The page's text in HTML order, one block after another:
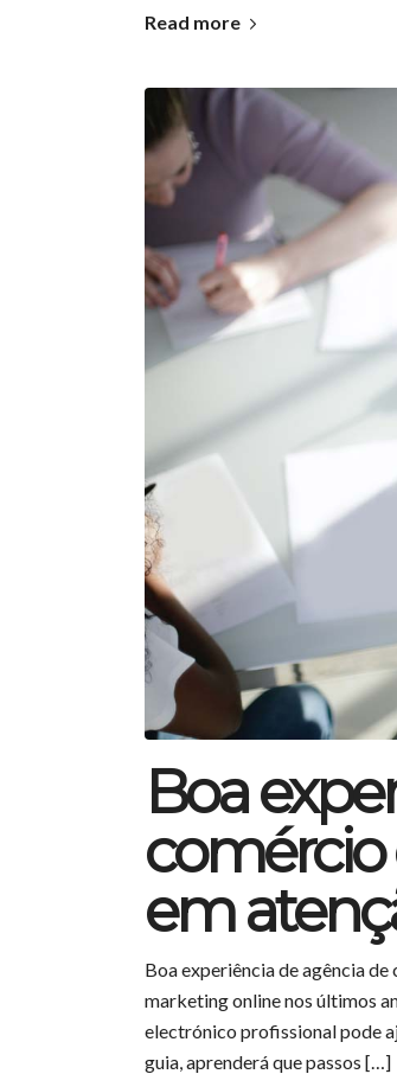
Read more
Boa
comércio
em
Boa experiência de agência
marketing online nos últimos
electrónico profissional pode
guia, aprenderá que passos […]